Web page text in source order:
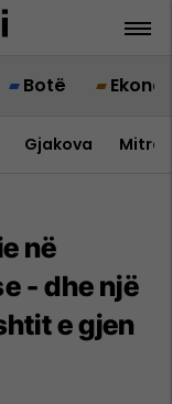
Botë
Gjakova
në
- dhe një
e gjen